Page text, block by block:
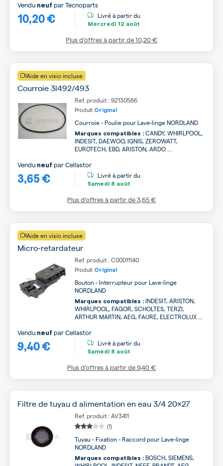
10,20 €
Vendu neuf parTecnoparts
Livré à partir du
Mercredi 12 août
Plus d’offres à partir de10,20 €
Aide en visio incluse
Courroie 3l492/493
Ref. produit : 92130566
Produit Original
Courroie - Poulie pour Lave-linge NORDLAND
Marques compatibles : CANDY, WHIRLPOOL,
INDESIT, DAEWOO, IGNIS, ZEROWATT,
EUROTECH, EBD, ARISTON, ARDO ...
3,65 €
Vendu neuf parCellastor
Livré à partir du
Samedi 8 août
Plus d’offres à partir de3,65 €
Aide en visio incluse
Micro-retardateur
Ref. produit : C00011140
Produit Original
Bouton - Interrupteur pour Lave-linge
NORDLAND
Marques compatibles : INDESIT, ARISTON,
WHIRLPOOL, FAGOR, SCHOLTES, TERZI,
ARTHUR MARTIN, AEG, FAURE, ELECTROLUX ...
9,40 €
Vendu neuf parCellastor
Livré à partir du
Samedi 8 août
Plus d’offres à partir de9,40 €
Filtre de tuyau d alimentation en eau 3/4 20x27
Ref. produit : AV3411
(1)
Tuyau - Fixation - Raccord pour Lave-linge
NORDLAND
Marques compatibles : BOSCH, SIEMENS,